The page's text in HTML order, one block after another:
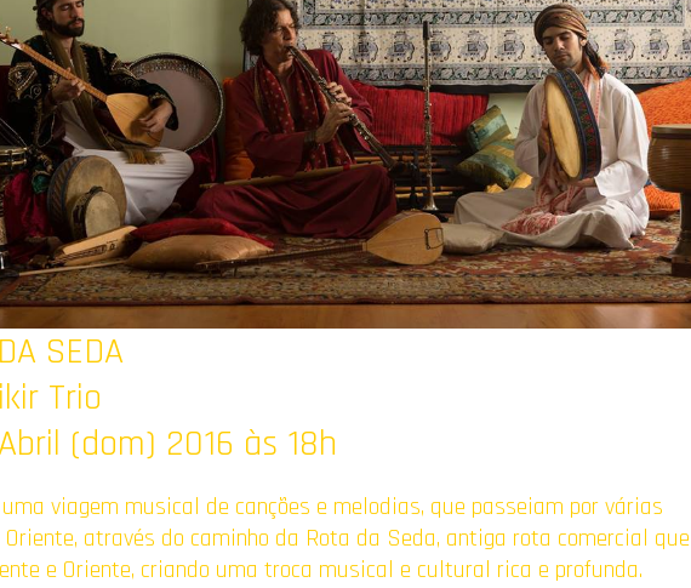
SEDA
Trio
(dom) 2016 às 18h
viagem musical de canções e melodias, que passeiam por várias
através do caminho da Rota da Seda, antiga rota comercial que
e Oriente, criando uma troca musical e cultural rica e profunda.